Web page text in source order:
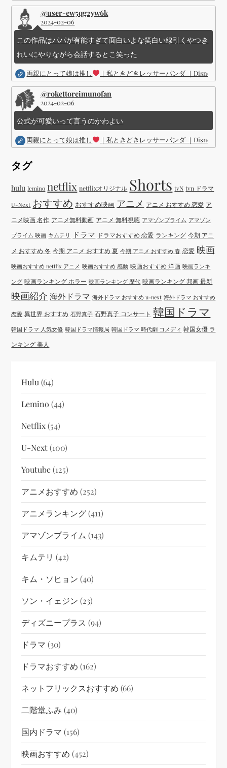
@user-ew5qg2yw6k
2024-02-06
この作品はパパが有能すぎて面白いよな笑白い線引くやつき
れいにやりながら会話するとこ笑った
両親にとって娘は推し ｜私ときどきレッサーパンダ ｜Disney (
@rokettoreimunofan
2024-02-06
公式が可愛いって言うのかわよい
両親にとって娘は推し ｜私ときどきレッサーパンダ ｜Disney (
タグ
hulu lemino netflix netflixオリジナル Shorts tvN tvn ドラマ
U-Next おすすめ おすすめ映画 アニメ アニメ おすすめ 恋愛 ア
ニメ映画 名作 アニメ無料動画 アニメ 無料視聴 アマゾンプライム アマゾン
プライム 映画 キムテリ ドラマ ドラマおすすめ 恋愛 ランキング 今期 アニ
メ おすすめ 冬 今期 アニメ おすすめ 夏 今期 アニメ おすすめ 春 恋愛 映画
映画おすすめ netflix アニメ 映画おすすめ 感動 映画おすすめ 洋画 映画ランキ
ング 映画ランキング ホラー 映画ランキング 歴代 映画ランキング 邦画 最新
映画紹介 海外ドラマ 海外ドラマ おすすめ u-next 海外ドラマ おすすめ
恋愛 異世界 おすすめ 石野真子 石野真子 コンサート 韓国ドラマ
韓国ドラマ 人気女優 韓国ドラマ情報局 韓国ドラマ 時代劇 コメディ 韓国女優 ラ
ンキング 美人
Hulu (64)
Lemino (44)
Netflix(54)
U-Next(100)
Youtube(125)
アニメおすすめ (252)
アニメランキング(411)
アマゾンプライム (143)
キムテリ (42)
キム・ソヒョン (40)
ソン・イェジン (23)
ディズニープラス (94)
ドラマ (30)
ドラマおすすめ (162)
ネットフリックスおすすめ (66)
二階堂ふみ (40)
国内ドラマ (156)
映画おすすめ (452)